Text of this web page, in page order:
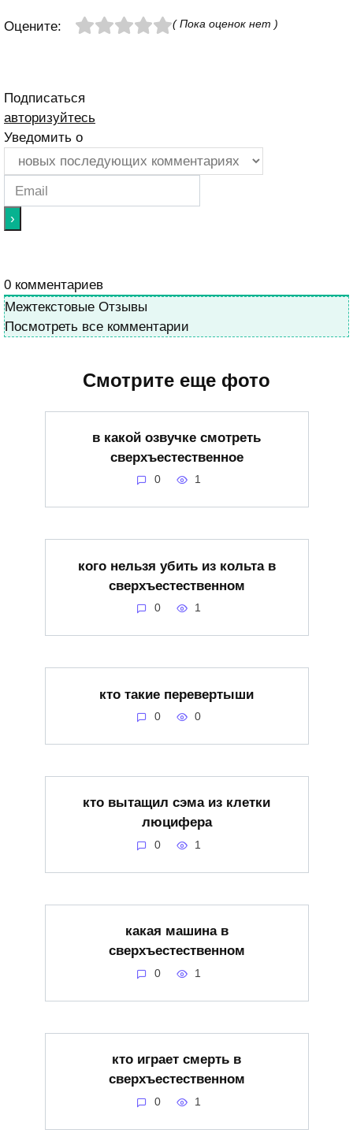
Оцените: ( Пока оценок нет )
Подписаться
авторизуйтесь
Уведомить о
0 комментариев
Межтекстовые Отзывы
Посмотреть все комментарии
Смотрите еще фото
в какой озвучке смотреть
сверхъестественное
0 1
кого нельзя убить из кольта в
сверхъестественном
0 1
кто такие перевертыши
0 0
кто вытащил сэма из клетки
люцифера
0 1
какая машина в
сверхъестественном
0 1
кто играет смерть в
сверхъестественном
0 1